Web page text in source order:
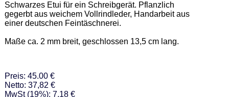
Schwarzes Etui für ein Schreibgerät. Pflanzlich
gegerbt aus weichem Vollrindleder, Handarbeit aus
einer deutschen Feintäschnerei.
Maße ca. 2 mm breit, geschlossen 13,5 cm lang.
Preis: 45.00 €
Netto: 37,82 €
MwSt (19%): 7,18 €